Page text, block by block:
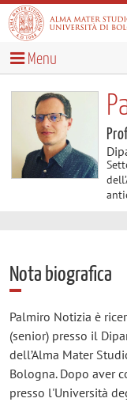
Menu
Nota biografica
Palmiro Notizia è
(senior) presso il
dell’Alma Mater
Bologna. Dopo aver
presso l'Università